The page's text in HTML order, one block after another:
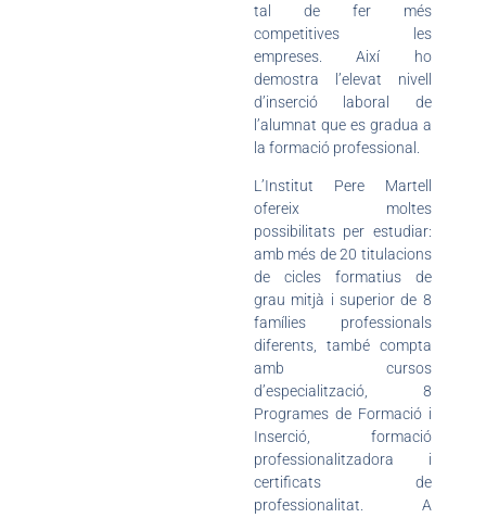
tal de fer més
competitives les
empreses. Així ho
demostra l’elevat nivell
d’inserció laboral de
l’alumnat que es gradua a
la formació professional.
L’Institut Pere Martell
ofereix moltes
possibilitats per estudiar:
amb més de 20 titulacions
de cicles formatius de
grau mitjà i superior de 8
famílies professionals
diferents, també compta
amb cursos
d’especialització, 8
Programes de Formació i
Inserció, formació
professionalitzadora i
certificats de
professionalitat. A